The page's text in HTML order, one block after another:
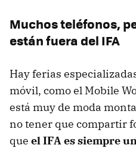
Muchos teléfonos,
están fuera del IFA
Hay ferias
móvil, como el Mobile
está muy de moda
no tener que compartir
que el IFA es siempre